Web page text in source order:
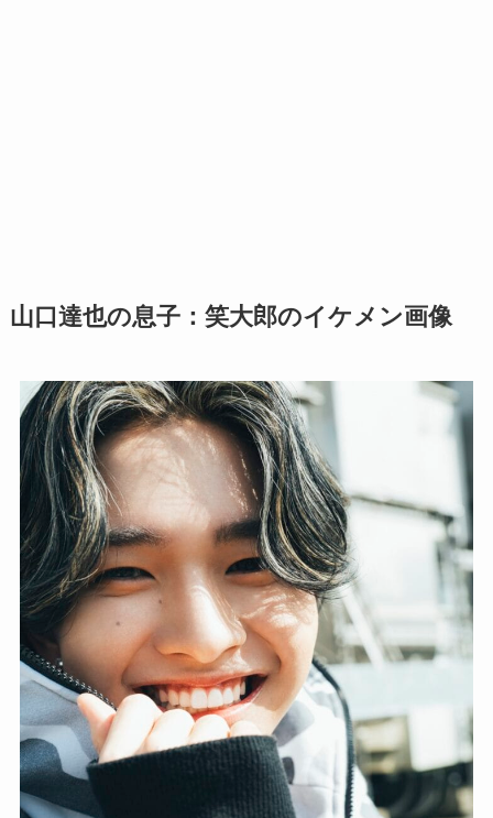
山口達也の息子：笑大郎のイケメン画像